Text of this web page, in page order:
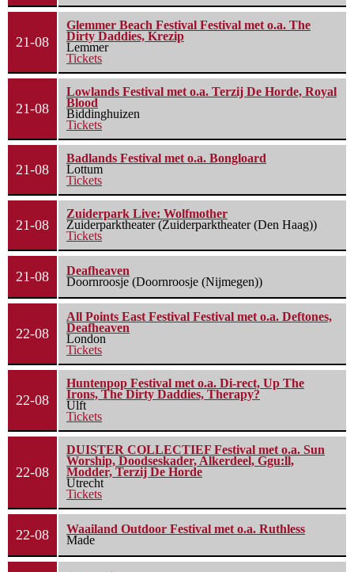
21-08
Glemmer Beach Festival Festival met o.a. The
Dirty Daddies, Krezip
Lemmer
Tickets
21-08
Lowlands Festival met o.a. Terzij De Horde, Royal
Blood
Biddinghuizen
Tickets
21-08
Badlands Festival met o.a. Bongloard
Lottum
Tickets
21-08
Zuiderpark Live: Wolfmother
Zuiderparktheater (Zuiderparktheater (Den Haag))
Tickets
21-08
Deafheaven
Doornroosje (Doornroosje (Nijmegen))
22-08
All Points East Festival Festival met o.a. Deftones,
Deafheaven
London
Tickets
22-08
Huntenpop Festival met o.a. Di-rect, Up The
Irons, The Dirty Daddies, Therapy?
Ulft
Tickets
22-08
DUISTER COLLECTIEF Festival met o.a. Sun
Worship, Doodseskader, Alkerdeel, Ggu:ll,
Modder, Terzij De Horde
Utrecht
Tickets
22-08
Waailand Outdoor Festival met o.a. Ruthless
Made